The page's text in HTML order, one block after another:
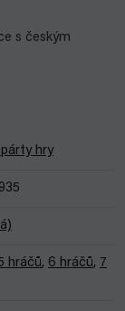
s českým
hry
hráčů, 6 hráčů, 7